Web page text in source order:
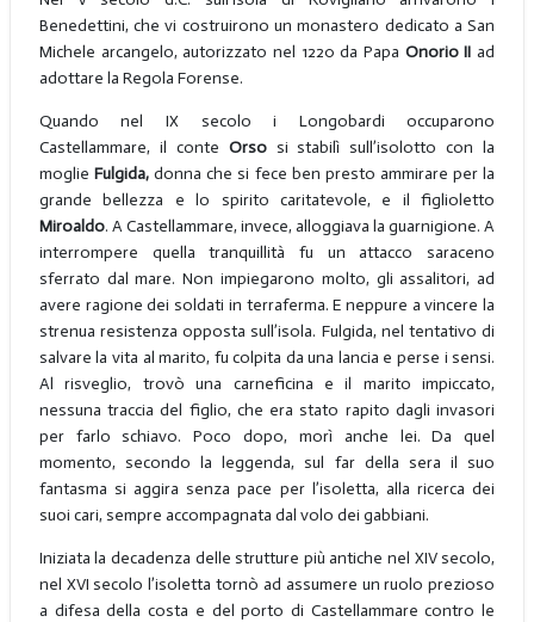
Benedettini, che vi costruirono un monastero dedicato a San
Michele arcangelo, autorizzato nel 1220 da Papa Onorio II ad
adottare la Regola Forense.
Quando nel IX secolo i Longobardi occuparono
Castellammare, il conte Orsosi stabilì sull’isolotto con la
moglie Fulgida,donna che si fece ben presto ammirare per la
grande bellezza e lo spirito caritatevole, e il figlioletto
Miroaldo. A Castellammare, invece, alloggiava la guarnigione. A
interrompere quella tranquillità fu un attacco saraceno
sferrato dal mare. Non impiegarono molto, gli assalitori, ad
avere ragione dei soldati in terraferma. E neppure a vincere la
strenua resistenza opposta sull’isola. Fulgida, nel tentativo di
salvare la vita al marito, fu colpita da una lancia e perse i sensi.
Al risveglio, trovò una carneficina e il marito impiccato,
nessuna traccia del figlio, che era stato rapito dagli invasori
per farlo schiavo. Poco dopo, morì anche lei. Da quel
momento, secondo la leggenda, sul far della sera il suo
fantasma si aggira senza pace per l’isoletta, alla ricerca dei
suoi cari, sempre accompagnata dal volo dei gabbiani.
Iniziata la decadenza delle strutture più antiche nel XIV secolo,
nel XVI secolo l’isoletta tornò ad assumere un ruolo prezioso
a difesa della costa e del porto di Castellammare contro le